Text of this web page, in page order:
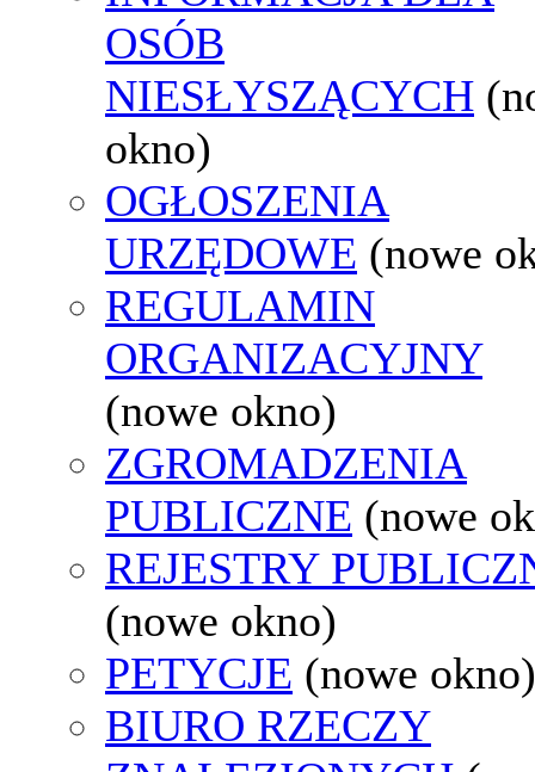
OSÓB
NIESŁYSZĄCYCH
okno)
OGŁOSZENIA
URZĘDOWE (nowe
REGULAMIN
ORGANIZACYJNY
(nowe okno)
ZGROMADZENIA
PUBLICZNE (nowe
REJESTRY
(nowe okno)
PETYCJE (nowe okno)
BIURO RZECZY